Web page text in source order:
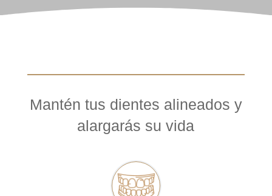
Mantén tus dientes alineados y
alargarás su vida